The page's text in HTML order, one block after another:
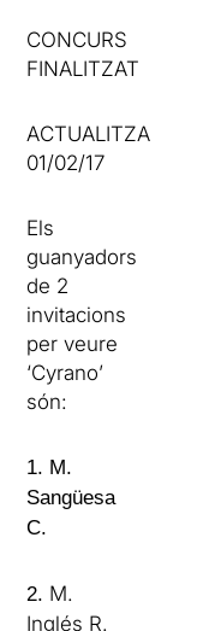
CONCURS
FINALITZAT
ACTUALITZACIÓ
01/02/17
Els
guanyadors
de 2
invitacions
per veure
‘Cyrano’
són:
1. M.
Sangüesa
C.
2. M.
Inglés R.